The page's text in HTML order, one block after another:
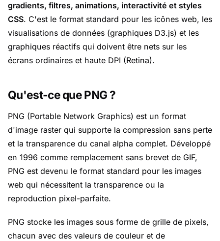
gradients, filtres, animations, interactivité et styles
CSS. C'est le format standard pour les icônes web, les
visualisations de données (graphiques D3.js) et les
graphiques réactifs qui doivent être nets sur les
écrans ordinaires et haute DPI (Retina).
Qu'est-ce que PNG ?
PNG (Portable Network Graphics) est un format
d'image raster qui supporte la compression sans perte
et la transparence du canal alpha complet. Développé
en 1996 comme remplacement sans brevet de GIF,
PNG est devenu le format standard pour les images
web qui nécessitent la transparence ou la
reproduction pixel-parfaite.
PNG stocke les images sous forme de grille de pixels,
chacun avec des valeurs de couleur et de